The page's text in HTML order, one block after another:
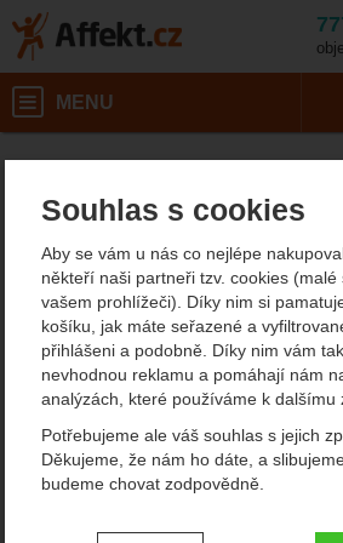
Souhlas s cookies
Aby se vám u nás co nejlépe
někteří naši partneři tzv. cookies
vašem prohlížeči). Díky nim si
košíku, jak máte seřazené a
přihlášeni a podobně. Díky nim vám
nevhodnou reklamu a pomáhají nám
analýzách, které používáme k dalšímu
Potřebujeme ale váš souhlas s jejich
Děkujeme, že nám ho dáte, a
budeme chovat zodpovědně.
Nastavení souhlasů s
MENU
LionSteel M4
pevnou čepelí
Fotografie